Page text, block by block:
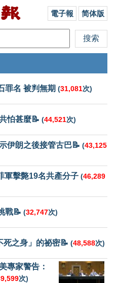
電子報 简体版
罪名 被判無期 (31,081次)
怕甚麼📝 (44,521次)
伊朗之後接管古巴📝 (43,125
軍擊斃19名共產分子 (46,289
戰📝 (32,747次)
死之身」的祕密📝 (48,588次)
專家警告：
次)